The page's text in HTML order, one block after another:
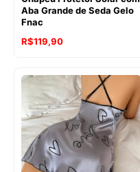
Aba Grande de Seda Gelo
Fnac
R$119,90